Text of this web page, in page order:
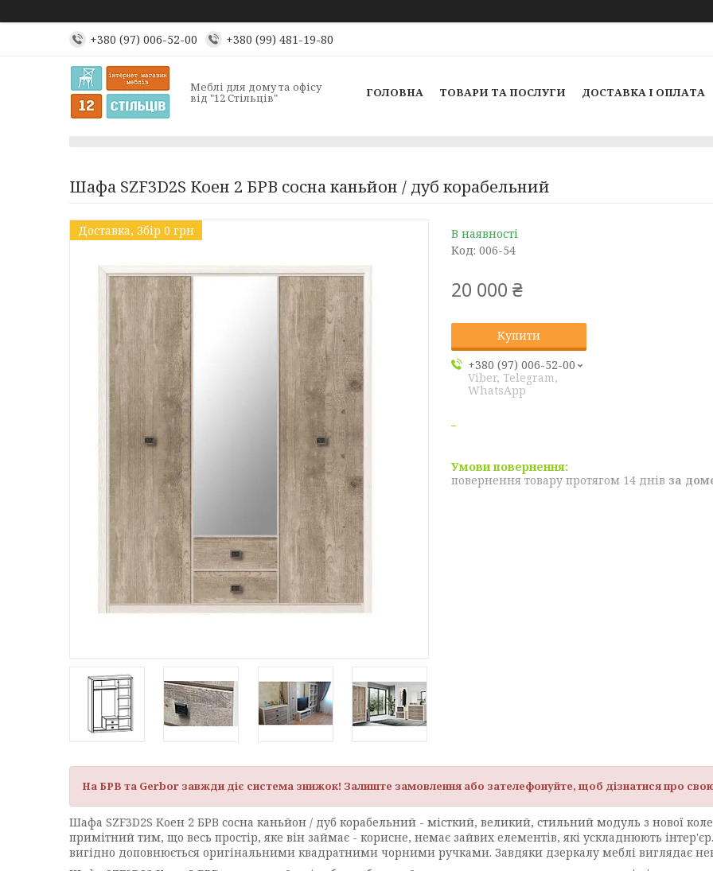
+380 (97) 006-52-00 +380 (99) 481-19-80
Меблі для дому та офісу
від "12 Стільців" ГОЛОВНА ТОВАРИ ТА ПОСЛУГИ ДОСТАВКА І ОПЛАТА
Шафа SZF3D2S Коен 2 БРВ сосна каньйон / дуб корабельний
Доставка, Збір 0 грн
В наявності
Код: 006-54
20 000 ₴
Купити
+380 (97) 006-52-00
Viber, Telegram,
WhatsApp
повернення товару протягом 14 днів за
На БРВ та Gerbor завжди діє система знижок! Залиште замовлення або зателефонуйте, щоб дізнатися про
Шафа SZF3D2S Коен 2 БРВ сосна каньйон / дуб корабельний - місткий, великий, стильний модуль з нової
примітний тим, що весь простір, яке він займає - корисне, немає зайвих елементів, які ускладнюють
вигідно доповнюється оригінальними квадратними чорними ручками. Завдяки дзеркалу меблі виглядає